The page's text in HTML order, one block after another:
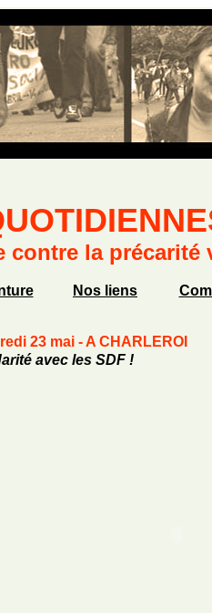
contre la précarité
Nos liens
23 mai - A CHARLEROI
avec les SDF !